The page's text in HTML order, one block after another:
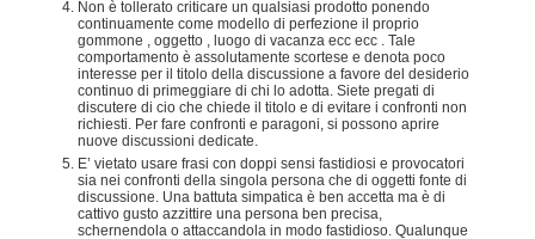
Non è tollerato criticare un qualsiasi prodotto ponendo
continuamente come modello di perfezione il proprio
gommone , oggetto , luogo di vacanza ecc ecc . Tale
comportamento è assolutamente scortese e denota poco
interesse per il titolo della discussione a favore del desiderio
continuo di primeggiare di chi lo adotta. Siete pregati di
discutere di cio che chiede il titolo e di evitare i confronti non
richiesti. Per fare confronti e paragoni, si possono aprire
nuove discussioni dedicate.
E’ vietato usare frasi con doppi sensi fastidiosi e provocatori
sia nei confronti della singola persona che di oggetti fonte di
discussione. Una battuta simpatica è ben accetta ma è di
cattivo gusto azzittire una persona ben precisa,
schernendola o attaccandola in modo fastidioso. Qualunque